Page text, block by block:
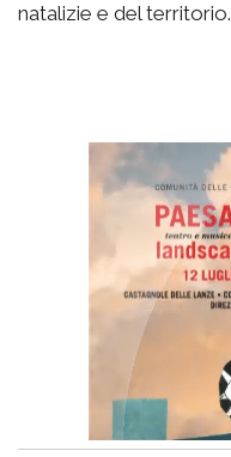
natalizie e del territorio.